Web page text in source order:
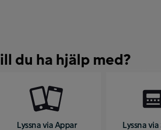
du ha hjälp med?
Lyssna via Appar
Lyssna